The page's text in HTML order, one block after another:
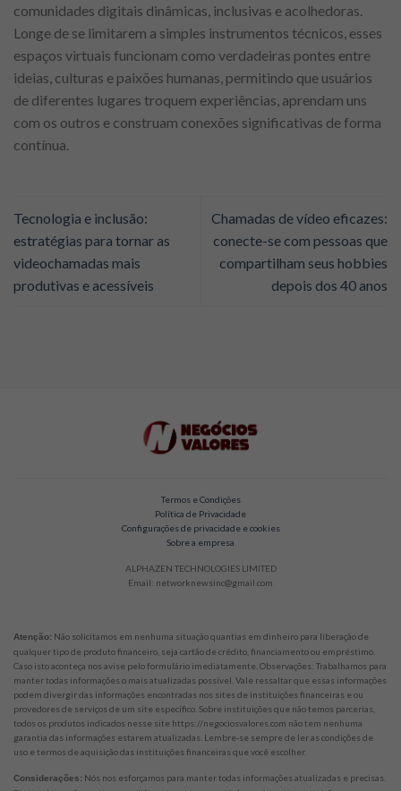
comunidades digitais dinâmicas, inclusivas e acolhedoras.
Longe de se limitarem a simples instrumentos técnicos, esses
espaços virtuais funcionam como verdadeiras pontes entre
ideias, culturas e paixões humanas, permitindo que usuários
de diferentes lugares troquem experiências, aprendam uns
com os outros e construam conexões significativas de forma
contínua.
Tecnologia e inclusão:
estratégias para tornar as
videochamadas mais
produtivas e acessíveis
Chamadas de vídeo eficazes:
conecte-se com pessoas que
compartilham seus hobbies
depois dos 40 anos
Termos e Condições
Política de Privacidade
Configurações de privacidade e cookies
Sobre a empresa
ALPHAZEN TECHNOLOGIES LIMITED
Email: networknewsinc@gmail.com
Atenção: Não solicitamos em nenhuma situação quantias em dinheiro para liberação de
qualquer tipo de produto financeiro, seja cartão de crédito, financiamento ou empréstimo.
Caso isto aconteça nos avise pelo formulário imediatamente. Observações: Trabalhamos para
manter todas informações o mais atualizadas possível. Vale ressaltar que essas informações
podem divergir das informações encontradas nos sites de instituições financeiras e ou
provedores de serviços de um site específico. Sobre instituições que não temos parcerias,
todos os produtos indicados nesse site https://negociosvalores.com não tem nenhuma
garantia das informações estarem atualizadas. Lembre-se sempre de ler as condições de
uso e termos de aquisição das instituições financeiras que você escolher.
Considerações: Nós nos esforçamos para manter todas informações atualizadas e precisas.